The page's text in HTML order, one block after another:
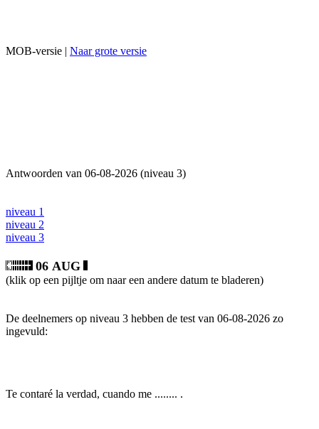
MOB-versie | Naar grote versie
Antwoorden van 06-08-2026 (niveau 3)
niveau 1
niveau 2
niveau 3
06 AUG
(klik op een pijltje om naar een andere datum te bladeren)
De deelnemers op niveau 3 hebben de test van 06-08-2026 zo
ingevuld:
Te contaré la verdad, cuando me ........ .